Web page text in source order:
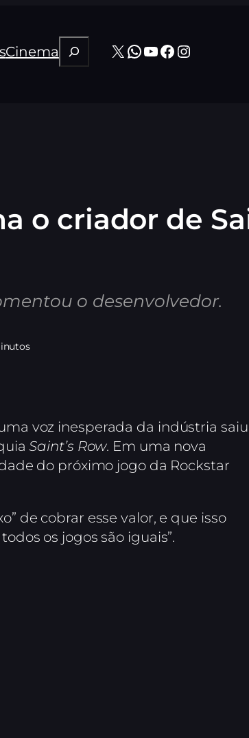
Cinema Pesquisar
X WhatsApp
Youtube
Facebook
Instagram
o criador de
o desenvolvedor.
voz inesperada da indústria saiu
Saint’s Row. Em uma nova
do próximo jogo da Rockstar
de cobrar esse valor, e que isso
os jogos são iguais”.